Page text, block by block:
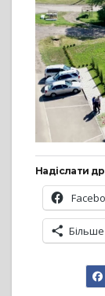
Надіслати
Більше